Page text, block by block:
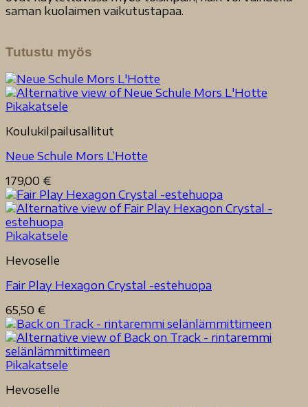
saman kuolaimen vaikutustapaa.
Tutustu myös
Pikakatsele
Koulukilpailusallitut
Neue Schule Mors L’Hotte
179,00 €
Pikakatsele
Hevoselle
Fair Play Hexagon Crystal -estehuopa
65,50 €
Pikakatsele
Hevoselle